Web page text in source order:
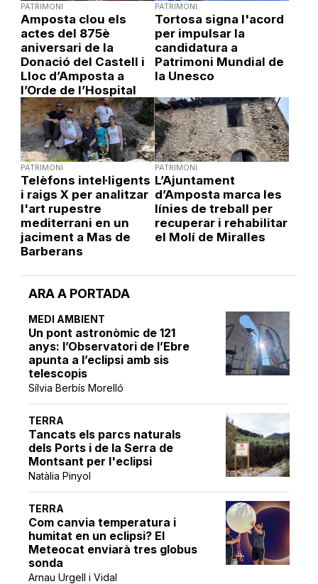
ARA A PORTADA
MEDI AMBIENT
Un pont astronòmic de 121
anys: l’Observatori de l’Ebre
apunta a l’eclipsi amb sis
telescopis
Sílvia Berbís Morelló
TERRA
Tancats els parcs naturals
dels Ports i de la Serra de
Montsant per l'eclipsi
Natàlia Pinyol
TERRA
Com canvia temperatura i
humitat en un eclipsi? El
Meteocat enviarà tres globus
sonda
Arnau Urgell i Vidal
PATRIMONI
Amposta clou els
actes del 875è
aniversari de la
Donació del Castell i
Lloc d’Amposta a
l’Orde de l’Hospital
PATRIMONI
Tortosa signa l'acord
per impulsar la
candidatura a
Patrimoni Mundial de
la Unesco
PATRIMONI
Telèfons intel·ligents
i raigs X per analitzar
l'art rupestre
mediterrani en un
jaciment a Mas de
Barberans
PATRIMONI
L’Ajuntament
d’Amposta marca les
línies de treball per
recuperar i rehabilitar
el Molí de Miralles